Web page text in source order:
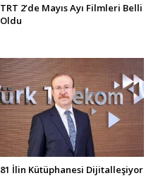
TRT 2’de Mayıs Ayı Filmleri Belli
Oldu
81 İlin Kütüphanesi Dijitalleşiyor